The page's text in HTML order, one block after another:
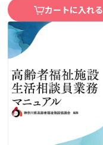
カートに入れる